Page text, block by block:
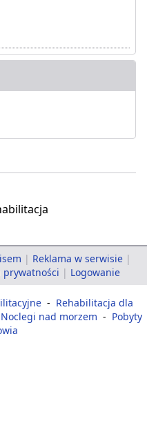
| Reklama w serwisie |
prywatności | Logowanie
- Rehabilitacja dla
Noclegi nad morzem - Pobyty